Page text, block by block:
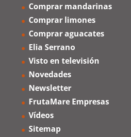
Comprar mandarinas
Comprar limones
Comprar aguacates
Elia Serrano
Visto en televisión
Novedades
Newsletter
FrutaMare Empresas
Vídeos
Sitemap